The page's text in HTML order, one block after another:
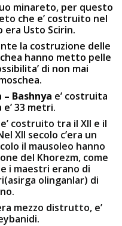
minareto, per questo
che e’ costruito nel
era Usto Scirin.
la costruzione delle
hanno metto pelle
di non mai
Bashnya e’ costruita
e’ 33 metri.
e’ costruito tra il XII e il
XII secolo c’era un
il mausoleo hanno
del Khorezm, come
i maestri erano di
olinganlar) di
mezzo distrutto, e’